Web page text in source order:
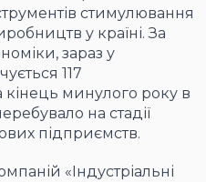
стимулювання
у країні. За
зараз у
117
кінець минулого року в
на стадії
підприємств.
«Індустріальні